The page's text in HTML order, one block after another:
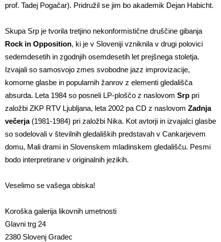
prof. Tadej Pogačar). Pridružil se jim bo akademik Dejan Habicht.
Skupa Srp je tvorila tretjino nekonformistične druščine gibanja
Rock in Opposition, ki je v Sloveniji vzniknila v drugi polovici
sedemdesetih in zgodnjih osemdesetih let prejšnega stoletja.
Izvajali so samosvojo zmes svobodne jazz improvizacije,
komorne glasbe in popularnih žanrov z elementi gledališča
absurda. Leta 1984 so posneli LP-ploščo z naslovom Srp pri
založbi ZKP RTV Ljubljana, leta 2002 pa CD z naslovom Zadnja
večerja(1981-1984) pri založbi Nika. Kot avtorji in izvajalci glasbe
so sodelovali v številnih gledaliških predstavah v Cankarjevem
domu, Mali drami in Slovenskem mladinskem gledališču. Pesmi
bodo interpretirane v originalnih jezikih.
Veselimo se vašega obiska!
Koroška galerija likovnih umetnosti
Glavni trg 24
2380 Slovenj Gradec